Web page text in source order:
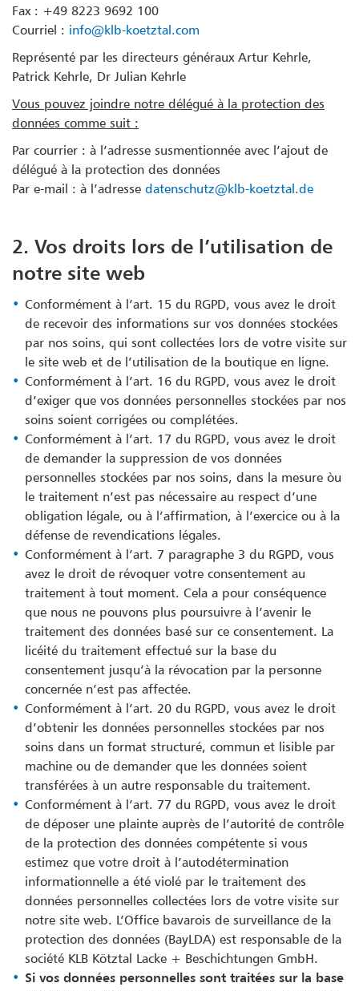
Fax : +49 8223 9692 100
Courriel : info@klb-koetztal.com
Représenté par les directeurs généraux Artur Kehrle,
Patrick Kehrle, Dr Julian Kehrle
Vous pouvez joindre notre délégué à la protection des
données comme suit :
Par courrier : à l’adresse susmentionnée avec l’ajout de
délégué à la protection des données
Par e-mail : à l’adresse datenschutz@klb-koetztal.de
2. Vos droits lors de l’utilisation de
notre site web
Conformément à l’art. 15 du RGPD, vous avez le droit
de recevoir des informations sur vos données stockées
par nos soins, qui sont collectées lors de votre visite sur
le site web et de l’utilisation de la boutique en ligne.
Conformément à l’art. 16 du RGPD, vous avez le droit
d’exiger que vos données personnelles stockées par nos
soins soient corrigées ou complétées.
Conformément à l’art. 17 du RGPD, vous avez le droit
de demander la suppression de vos données
personnelles stockées par nos soins, dans la mesure òu
le traitement n’est pas nécessaire au respect d’une
obligation légale, ou à l’affirmation, à l’exercice ou à la
défense de revendications légales.
Conformément à l’art. 7 paragraphe 3 du RGPD, vous
avez le droit de révoquer votre consentement au
traitement à tout moment. Cela a pour conséquence
que nous ne pouvons plus poursuivre à l’avenir le
traitement des données basé sur ce consentement. La
licéité du traitement effectué sur la base du
consentement jusqu’à la révocation par la personne
concernée n’est pas affectée.
Conformément à l’art. 20 du RGPD, vous avez le droit
d’obtenir les données personnelles stockées par nos
soins dans un format structuré, commun et lisible par
machine ou de demander que les données soient
transférées à un autre responsable du traitement.
Conformément à l’art. 77 du RGPD, vous avez le droit
de déposer une plainte auprès de l’autorité de contrôle
de la protection des données compétente si vous
estimez que votre droit à l’autodétermination
informationnelle a été violé par le traitement des
données personnelles collectées lors de votre visite sur
notre site web. L’Office bavarois de surveillance de la
protection des données (BayLDA) est responsable de la
société KLB Kötztal Lacke + Beschichtungen GmbH.
Si vos données personnelles sont traitées sur la base